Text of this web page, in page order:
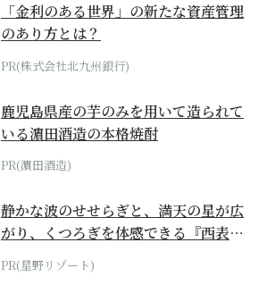
「金利のある世界」の新たな資産管理
のあり方とは？
PR(株式会社北九州銀行)
鹿児島県産の芋のみを用いて造られて
いる濵田酒造の本格焼酎
PR(濵田酒造)
静かな波のせせらぎと、満天の星が広
がり、くつろぎを体感できる『西表島
ホテル by...
PR(星野リゾート)